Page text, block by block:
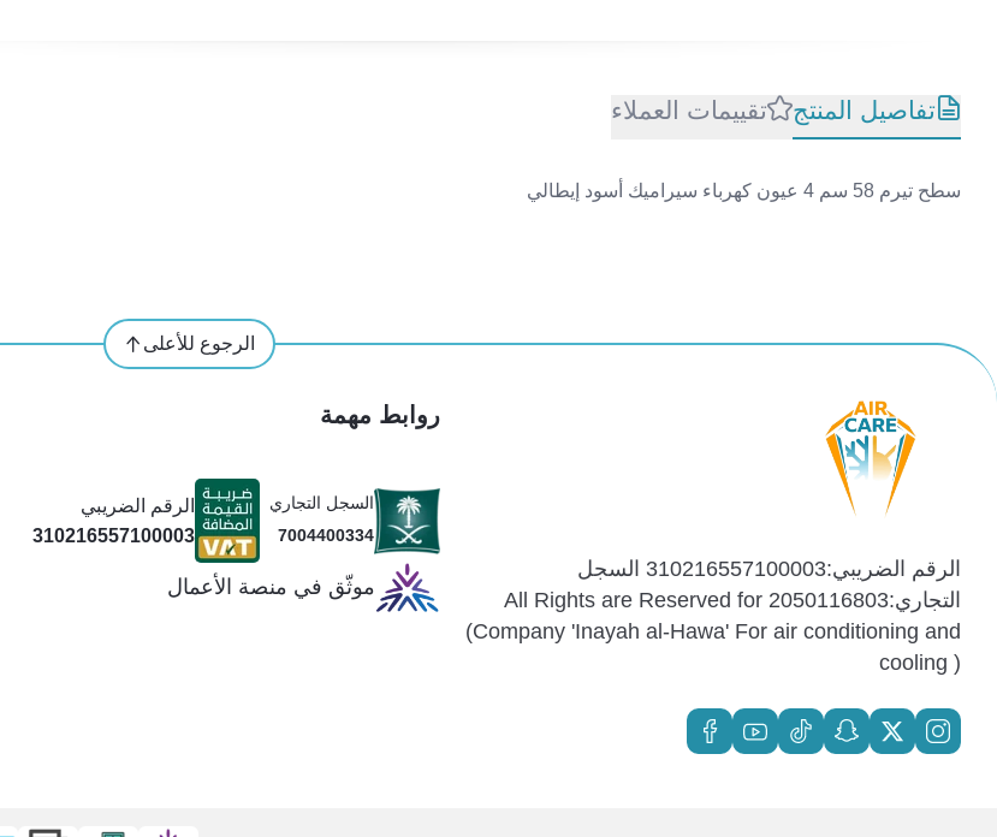
تفاصيل المنتج تقييمات العملاء
سطح تيرم 58 سم 4 عيون كهرباء سيراميك أسود إيطالي
الرجوع للأعلى
الرقم الضريبي:310216557100003 السجل
التجاري:2050116803 All Rights are Reserved for
(Company 'Inayah al-Hawa' For air conditioning and
cooling )
روابط مهمة
السجل التجاري
7004400334
الرقم الضريبي
310216557100003
موثّق في منصة الأعمال